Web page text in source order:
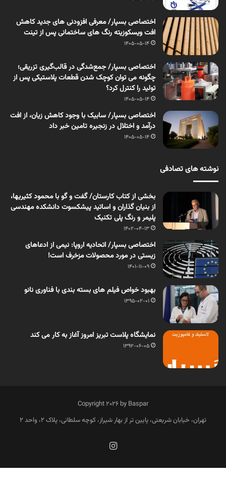
اختصاصی بسپار/ معرفی افزودنی های جدید کاهش
افت ویسکوزیته رنگ های ساختمانی پس از تینت
1405-05-14
اختصاصی بسپار/ جمع‌شدگی در قالب‌گیری تزریقی؛
چگونه می توان کوچک شدن قطعات پلاستیکی پس از
تولید را کنترل کرد؟
1405-05-14
اختصاصی بسپار/ سابیک با وجود کاهش زیان، از افت
درآمد و اختلال در زنجیره تامین خبر داد
1405-05-14
نوشته های تصادفی
بخشی از کتاب کارستان/ گفت و گو با محمود کثیریها،
از بنیان گذاران و اساتید پیشکسوت دانشکده مهندسی
پلیمر و رنگ پلی تکنیک
1402-04-13
اختصاصی بسپار/ اتحادیه اروپا: نیمی از ادعاهای
زیستی در مورد محصولات مزخرف است!
1401-11-09
بهبود خواص فیلم های بسته بندی با فناوری نانو
1395-02-01
نمایشگاه پلاست تبریز امروز آغاز به کار می کند
1392-06-05
Copyright 2026 by Baspar
تهران، خیابان شریعتی، پایین تر از بهار شیراز، کوچه سلطانی، پلاک 2، واحد 2